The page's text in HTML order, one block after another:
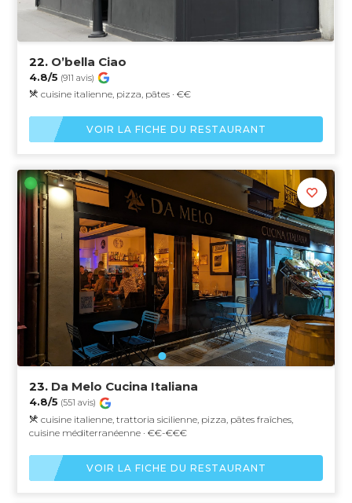
22. O’bella Ciao
4.8/5 (911 avis)
cuisine italienne, pizza, pâtes · €€
VOIR LA FICHE DU RESTAURANT
23. Da Melo Cucina Italiana
4.8/5 (551 avis)
cuisine italienne, trattoria sicilienne, pizza, pâtes fraîches,
cuisine méditerranéenne · €€-€€€
VOIR LA FICHE DU RESTAURANT